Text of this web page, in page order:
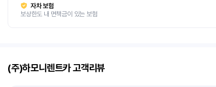
자차 보험
보상한도 내 면책금이 있는 보험
(주)하모니렌트카고객리뷰